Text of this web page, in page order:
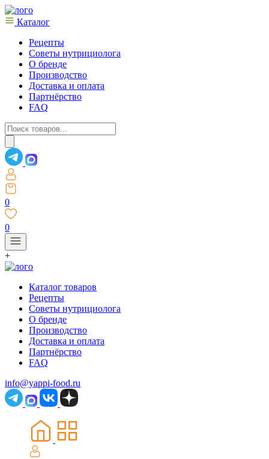
Каталог
Рецепты
Советы нутрициолога
О бренде
Производство
Доставка и оплата
Партнёрство
FAQ
Поиск
товаров
0
0
+
Каталог товаров
Рецепты
Советы нутрициолога
О бренде
Производство
Доставка и оплата
Партнёрство
FAQ
info@yappi-food.ru